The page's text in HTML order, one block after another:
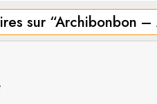
sur “Archibonbon –